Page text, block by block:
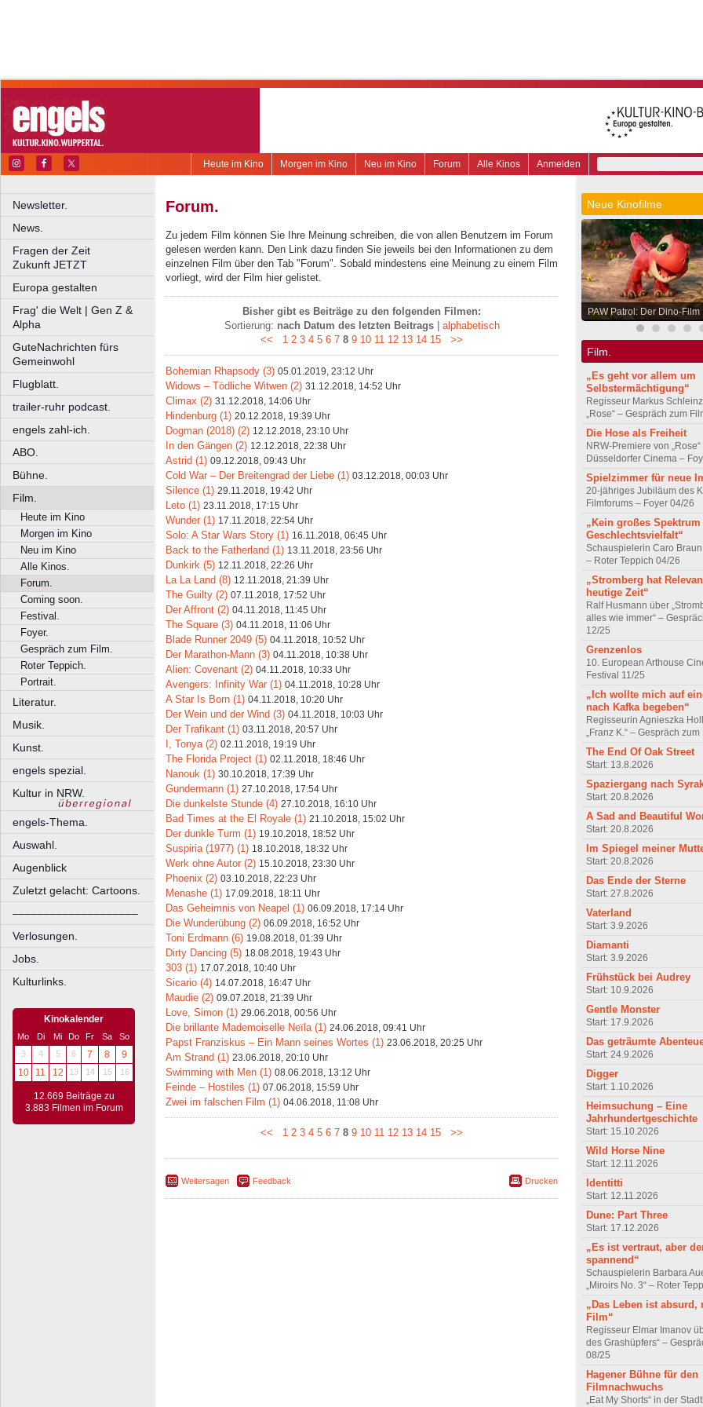
Anmelden
Alle Kinos
Forum
Neu im Kino
Morgen im Kino
Heute im Kino
Newsletter.
News.
Fragen der Zeit
Zukunft JETZT
Europa gestalten
Frag' die Welt | Gen Z &
Alpha
GuteNachrichten fürs
Gemeinwohl
Flugblatt.
trailer-ruhr podcast.
engels zahl-ich.
ABO.
Bühne.
Film.
Heute im Kino
Morgen im Kino
Neu im Kino
Alle Kinos.
Forum.
Coming soon.
Festival.
Foyer.
Gespräch zum Film.
Roter Teppich.
Portrait.
Literatur.
Musik.
Kunst.
engels spezial.
Kultur in NRW.
engels-Thema.
Auswahl.
Augenblick
Zuletzt gelacht: Cartoons.
––––––––––––––––––––
Verlosungen.
Jobs.
Kulturlinks.
Kinokalender
Mo Di Mi Do Fr Sa
So
3
4 5 6 7 8
9
10
11 12 13 14 15 16
12.669 Beiträge zu
3.883 Filmen im Forum
Forum.
Zu jedem Film können Sie Ihre Meinung schreiben, die von allen Benutzern im Forum
gelesen werden kann. Den Link dazu finden Sie jeweils bei den Informationen zu dem
einzelnen Film über den Tab "Forum". Sobald mindestens eine Meinung zu einem Film
vorliegt, wird der Film hier gelistet.
Bisher gibt es Beiträge zu den folgenden Filmen:
Sortierung: nach Datum des letzten Beitrags| alphabetisch
<<
1 2 3 4 5 6 7 8 9 10 11 12 13 14 15 >>
Bohemian Rhapsody (3) 05.01.2019, 23:12 Uhr
Widows – Tödliche Witwen (2) 31.12.2018, 14:52 Uhr
Climax (2) 31.12.2018, 14:06 Uhr
Hindenburg (1) 20.12.2018, 19:39 Uhr
Dogman (2018) (2) 12.12.2018, 23:10 Uhr
In den Gängen (2) 12.12.2018, 22:38 Uhr
Astrid (1) 09.12.2018, 09:43 Uhr
Cold War – Der Breitengrad der Liebe (1) 03.12.2018, 00:03 Uhr
Silence (1) 29.11.2018, 19:42 Uhr
Leto (1) 23.11.2018, 17:15 Uhr
Wunder (1) 17.11.2018, 22:54 Uhr
Solo: A Star Wars Story (1) 16.11.2018, 06:45 Uhr
Back to the Fatherland (1) 13.11.2018, 23:56 Uhr
Dunkirk (5) 12.11.2018, 22:26 Uhr
La La Land (8) 12.11.2018, 21:39 Uhr
The Guilty (2) 07.11.2018, 17:52 Uhr
Der Affront (2) 04.11.2018, 11:45 Uhr
The Square (3) 04.11.2018, 11:06 Uhr
Blade Runner 2049 (5) 04.11.2018, 10:52 Uhr
Der Marathon-Mann (3) 04.11.2018, 10:38 Uhr
Alien: Covenant (2) 04.11.2018, 10:33 Uhr
Avengers: Infinity War (1) 04.11.2018, 10:28 Uhr
A Star Is Born (1) 04.11.2018, 10:20 Uhr
Der Wein und der Wind (3) 04.11.2018, 10:03 Uhr
Der Trafikant (1) 03.11.2018, 20:57 Uhr
I, Tonya (2) 02.11.2018, 19:19 Uhr
The Florida Project (1) 02.11.2018, 18:46 Uhr
Nanouk (1) 30.10.2018, 17:39 Uhr
Gundermann (1) 27.10.2018, 17:54 Uhr
Die dunkelste Stunde (4) 27.10.2018, 16:10 Uhr
Bad Times at the El Royale (1) 21.10.2018, 15:02 Uhr
Der dunkle Turm (1) 19.10.2018, 18:52 Uhr
Suspiria (1977) (1) 18.10.2018, 18:32 Uhr
Werk ohne Autor (2) 15.10.2018, 23:30 Uhr
Phoenix (2) 03.10.2018, 22:23 Uhr
Menashe (1) 17.09.2018, 18:11 Uhr
Das Geheimnis von Neapel (1) 06.09.2018, 17:14 Uhr
Die Wunderübung (2) 06.09.2018, 16:52 Uhr
Toni Erdmann (6) 19.08.2018, 01:39 Uhr
Dirty Dancing (5) 18.08.2018, 19:43 Uhr
303 (1) 17.07.2018, 10:40 Uhr
Sicario (4) 14.07.2018, 16:47 Uhr
Maudie (2) 09.07.2018, 21:39 Uhr
Love, Simon (1) 29.06.2018, 00:56 Uhr
Die brillante Mademoiselle Neïla (1) 24.06.2018, 09:41 Uhr
Papst Franziskus – Ein Mann seines Wortes (1) 23.06.2018, 20:25 Uhr
Am Strand (1) 23.06.2018, 20:10 Uhr
Swimming with Men (1) 08.06.2018, 13:12 Uhr
Feinde – Hostiles (1) 07.06.2018, 15:59 Uhr
Zwei im falschen Film (1) 04.06.2018, 11:08 Uhr
<< 1 2 3 4 5 6 7 8 9 10 11 12 13 14 15 >>
Weitersagen Feedback Drucken
Neue Kinofilme
PAW Patrol: Der Dino-Film
Film.
„Es geht vor allem um
Selbstermächtigung“
Regisseur Markus
„Rose“ – Gespräch zum
Die Hose als Freiheit
NRW-Premiere von „Rose“
Düsseldorfer Cinema –
Spielzimmer für neue
20-jähriges Jubiläum des
Filmforums – Foyer 04/26
„Kein großes Spektrum
Geschlechtsvielfalt“
Schauspielerin Caro Braun
– Roter Teppich 04/26
„Stromberg hat
heutige Zeit“
Ralf Husmann über
alles wie immer“ –
12/25
Grenzenlos
10. European Arthouse
Festival 11/25
„Ich wollte mich auf
nach Kafka begeben“
Regisseurin Agnieszka
„Franz K.“ – Gespräch
The End Of Oak Street
Start: 13.8.2026
Spaziergang nach
Start: 20.8.2026
A Sad and Beautiful
Start: 20.8.2026
Im Spiegel meiner
Start: 20.8.2026
Das Ende der Sterne
Start: 27.8.2026
Vaterland
Start: 3.9.2026
Diamanti
Start: 3.9.2026
Frühstück bei Audrey
Start: 10.9.2026
Gentle Monster
Start: 17.9.2026
Das geträumte
Start: 24.9.2026
Digger
Start: 1.10.2026
Heimsuchung – Eine
Jahrhundertgeschichte
Start: 15.10.2026
Wild Horse Nine
Start: 12.11.2026
Identitti
Start: 12.11.2026
Dune: Part Three
Start: 17.12.2026
„Es ist vertraut, aber
spannend“
Schauspielerin Barbara
„Miroirs No. 3“ – Roter
„Das Leben ist absurd,
Film“
Regisseur Elmar Imanov
des Grashüpfers“ –
08/25
Hagener Bühne für den
Filmnachwuchs
„Eat My Shorts“ in der